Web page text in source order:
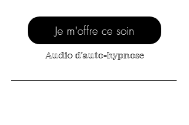
Je m'offre ce soin
Audio d'auto-hypnose